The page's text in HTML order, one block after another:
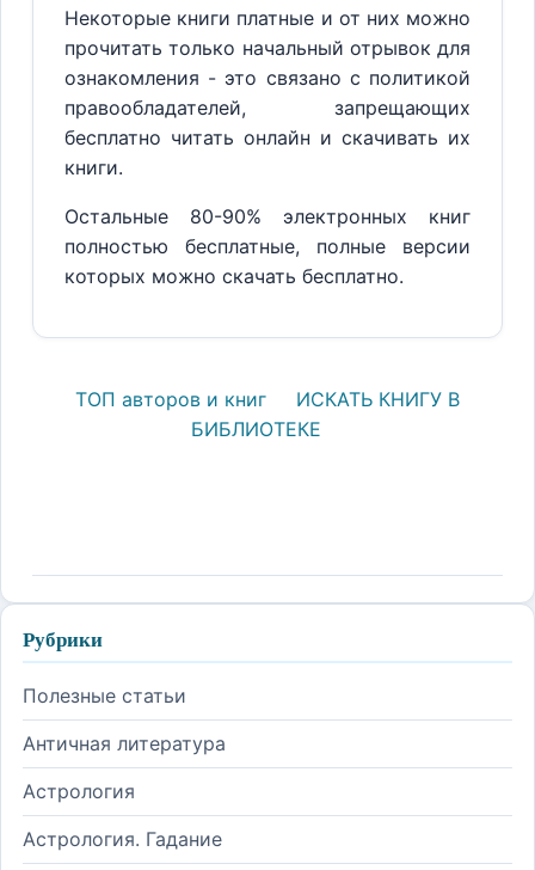
Некоторые книги платные и от них можно
прочитать только начальный отрывок для
ознакомления - это связано с политикой
правообладателей, запрещающих
бесплатно читать онлайн и скачивать их
книги.
Остальные 80-90% электронных книг
полностью бесплатные, полные версии
которых можно скачать бесплатно.
ТОП авторов и книг
ИСКАТЬ КНИГУ В
БИБЛИОТЕКЕ
Рубрики
Полезные статьи
Античная литература
Астрология
Астрология. Гадание